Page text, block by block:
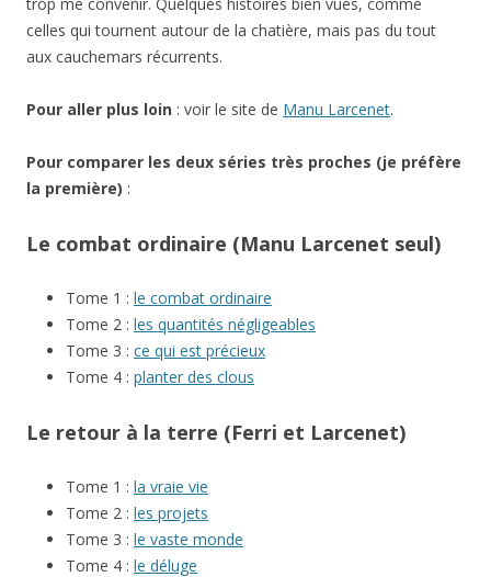
celles qui tournent autour de la chatière, mais pas du tout
aux cauchemars récurrents.
Pour aller plus loin : voir le site de Manu Larcenet.
Pour comparer les deux séries très proches (je préfère
la première) :
Le combat ordinaire (Manu Larcenet seul)
Tome 1 : le combat ordinaire
Tome 2 : les quantités négligeables
Tome 3 : ce qui est précieux
Tome 4 : planter des clous
Le retour à la terre (Ferri et Larcenet)
Tome 1 : la vraie vie
Tome 2 : les projets
Tome 3 : le vaste monde
Tome 4 : le déluge